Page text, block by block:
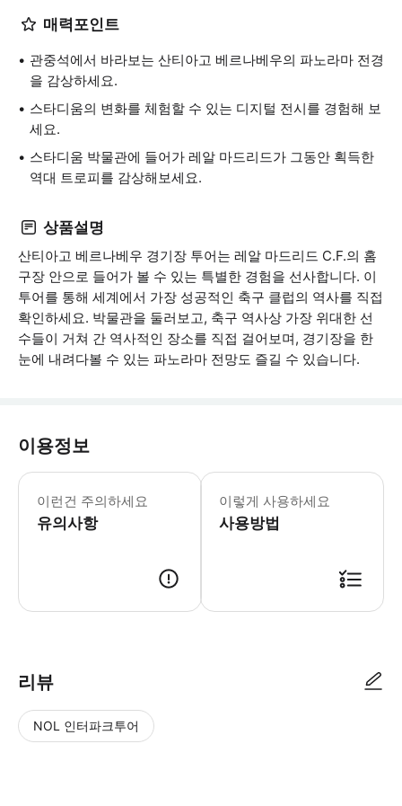
매력포인트
관중석에서 바라보는 산티아고 베르나베우의 파노라마 전경
을 감상하세요.
스타디움의 변화를 체험할 수 있는 디지털 전시를 경험해 보
세요.
스타디움 박물관에 들어가 레알 마드리드가 그동안 획득한
역대 트로피를 감상해보세요.
상품설명
산티아고 베르나베우 경기장 투어는 레알 마드리드 C.F.의 홈
구장 안으로 들어가 볼 수 있는 특별한 경험을 선사합니다. 이
투어를 통해 세계에서 가장 성공적인 축구 클럽의 역사를 직접
확인하세요. 박물관을 둘러보고, 축구 역사상 가장 위대한 선
수들이 거쳐 간 역사적인 장소를 직접 걸어보며, 경기장을 한
눈에 내려다볼 수 있는 파노라마 전망도 즐길 수 있습니다.
이용정보
이런건 주의하세요
유의사항
어린이 규정 - 5세 미만 아동은 무료
이렇게 사용하세요
사용방법
리뷰
NOL 인터파크투어